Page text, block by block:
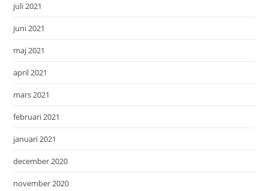
juli 2021
juni 2021
maj 2021
april 2021
mars 2021
februari 2021
januari 2021
december 2020
november 2020